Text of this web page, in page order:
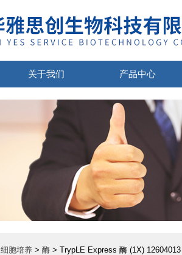
关于我们 产品中心
细胞培养 > 酶 > TrypLE Express 酶 (1X)